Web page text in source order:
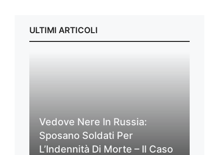
ULTIMI ARTICOLI
Vedove Nere In Russia:
Sposano Soldati Per
L’Indennità Di Morte – Il Caso